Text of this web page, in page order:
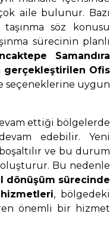
aile bulunur. Bazı
söz konusu
sürecinin planlı
Samandıra
gerçekleştirilen Ofis
seçeneklerine uygun
ettiği bölgelerde
edebilir. Yeni
ve bu durum
Bu nedenle
dönüşüm sürecinde
, bölgedeki
önemli bir hizmet